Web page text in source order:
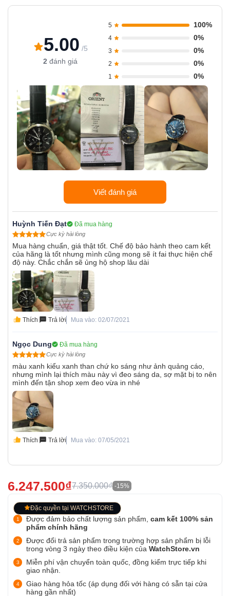
5.00 /5
2 đánh giá
5 100%
4 0%
3 0%
2 0%
1 0%
Viết đánh giá
Huỳnh Tiến Đạt Đã mua hàng
Cực kỳ hài lòng
Mua hàng chuẩn, giá thật tốt. Chế độ bảo hành theo cam kết
của hãng là tốt nhưng mình cũng mong sẽ ít fai thực hiện chế
độ này. Chắc chắn sẽ ủng hộ shop lâu dài
Thích Trả lời Mua vào: 02/07/2021
Ngọc Dung Đã mua hàng
Cực kỳ hài lòng
màu xanh kiểu xanh than chứ ko sáng như ảnh quảng cáo,
nhưng mình lại thích màu này vì đeo sáng da, sợ mặt bị to nên
mình đến tận shop xem đeo vừa in nhé
Thích Trả lời Mua vào: 07/05/2021
6.247.500₫7.350.000₫ -15%
Đặc quyền tại WATCHSTORE
Được đảm bảo chất lượng sản phẩm, cam kết 100% sản
phẩm chính hãng
Được đổi trả sản phẩm trong trường hợp sản phẩm bị lỗi
trong vòng 3 ngày theo điều kiện của WatchStore.vn
Miễn phí vận chuyển toàn quốc, đồng kiểm trực tiếp khi
giao nhận.
Giao hàng hỏa tốc (áp dụng đối với hàng có sẵn tại cửa
hàng gần nhất)